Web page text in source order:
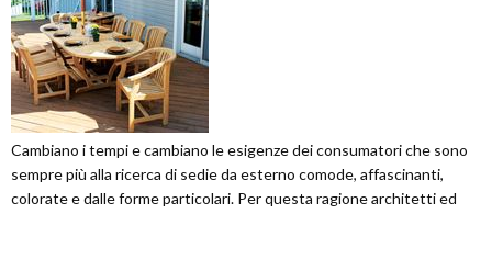
Cambiano i tempi e cambiano le esigenze dei consumatori che sono
sempre più alla ricerca di sedie da esterno comode, affascinanti,
colorate e dalle forme particolari. Per questa ragione architetti ed